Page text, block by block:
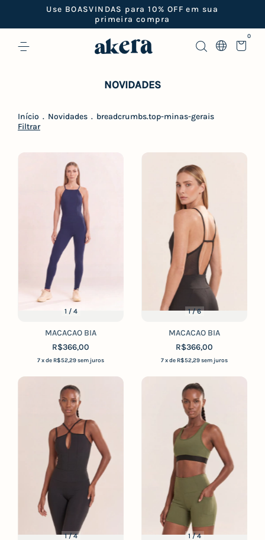
Frete grátis em pedidos acima de R$499
0
NOVIDADES
Início . Novidades . breadcrumbs.top-minas-gerais
Filtrar
1 / 4
MACACAO BIA
R$366,00
7x de R$52,29sem juros
1/6
MACACAO BIA
R$366,00
7x de R$52,29sem juros
1/4 1 /4